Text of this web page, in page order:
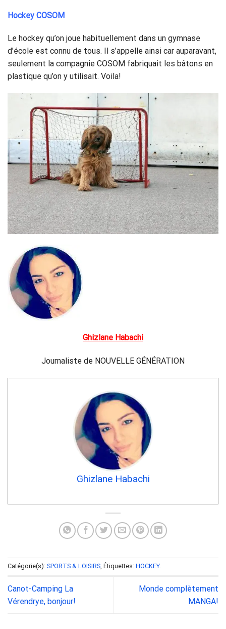
Hockey COSOM
Le hockey qu’on joue habituellement dans un gymnase
d’école est connu de tous. Il s’appelle ainsi car auparavant,
seulement la compagnie COSOM fabriquait les bâtons en
plastique qu’on y utilisait. Voila!
Ghizlane Habachi
Journaliste de NOUVELLE GÉNÉRATION
Ghizlane Habachi
Catégorie(s): SPORTS & LOISIRS, Étiquettes: HOCKEY.
Canot-Camping La
Vérendrye, bonjour!
Monde complètement
MANGA!